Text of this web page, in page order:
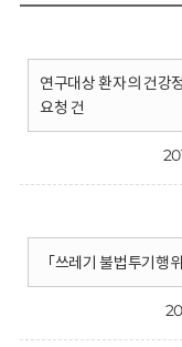
연구대상 환자의 건강
요청 건
「쓰레기 불법투기행